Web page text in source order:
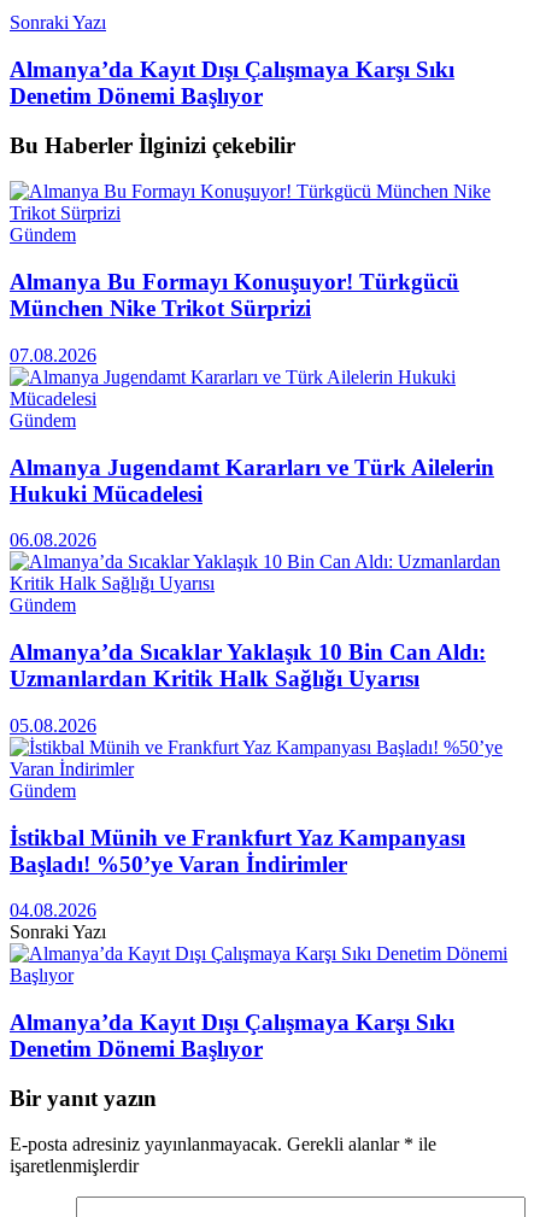
Sonraki Yazı
Almanya’da Kayıt Dışı Çalışmaya Karşı Sıkı
Denetim Dönemi Başlıyor
Bu Haberler İlginizi çekebilir
Gündem
Almanya Bu Formayı Konuşuyor! Türkgücü
München Nike Trikot Sürprizi
07.08.2026
Gündem
Almanya Jugendamt Kararları ve Türk Ailelerin
Hukuki Mücadelesi
06.08.2026
Gündem
Almanya’da Sıcaklar Yaklaşık 10 Bin Can Aldı:
Uzmanlardan Kritik Halk Sağlığı Uyarısı
05.08.2026
Gündem
İstikbal Münih ve Frankfurt Yaz Kampanyası
Başladı! %50’ye Varan İndirimler
04.08.2026
Sonraki Yazı
Almanya’da Kayıt Dışı Çalışmaya Karşı Sıkı
Denetim Dönemi Başlıyor
Bir yanıt yazın
E-posta adresiniz yayınlanmayacak. Gerekli alanlar * ile
işaretlenmişlerdir